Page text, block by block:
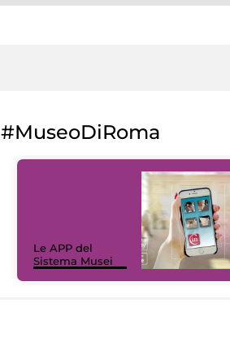
#MuseoDiRoma
Le APP del
Sistema Musei